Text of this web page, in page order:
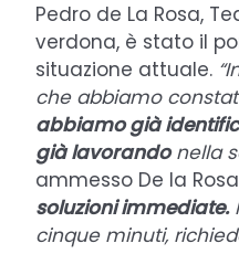
Pedro de La Rosa,
verdona, è stato il
situazione attuale.
che abbiamo
abbiamo già
già lavorandonella
ammesso De la Rosa
soluzioni immediate.
cinque minuti,